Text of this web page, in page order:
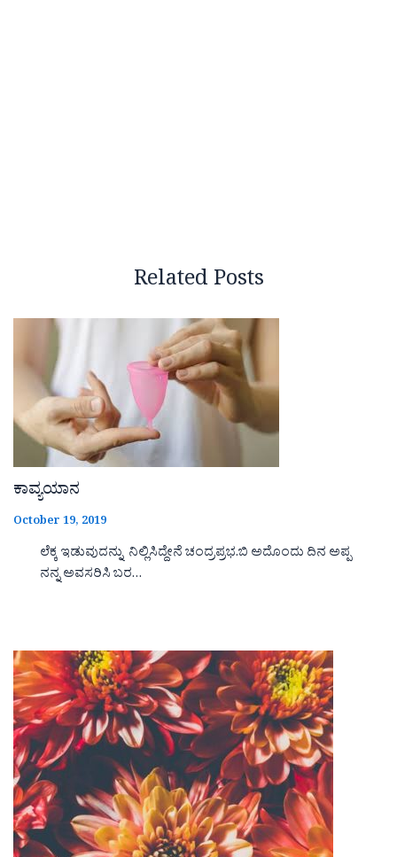
Related Posts
ಕಾವ್ಯಯಾನ
October 19, 2019
ಲೆಕ್ಕ ಇಡುವುದನ್ನು ನಿಲ್ಲಿಸಿದ್ದೇನೆ ಚಂದ್ರಪ್ರಭ.ಬಿ ಅದೊಂದು ದಿನ ಅಪ್ಪ
ನನ್ನ ಅವಸರಿಸಿ ಬರ…